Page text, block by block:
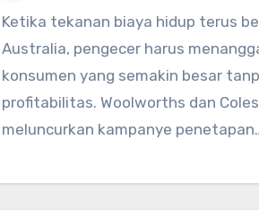
Ketika tekanan biaya hidup terus berlanjut di seluruh
Australia, pengecer harus
konsumen yang semakin besar
profitabilitas. Woolworths dan
meluncurkan kampanye